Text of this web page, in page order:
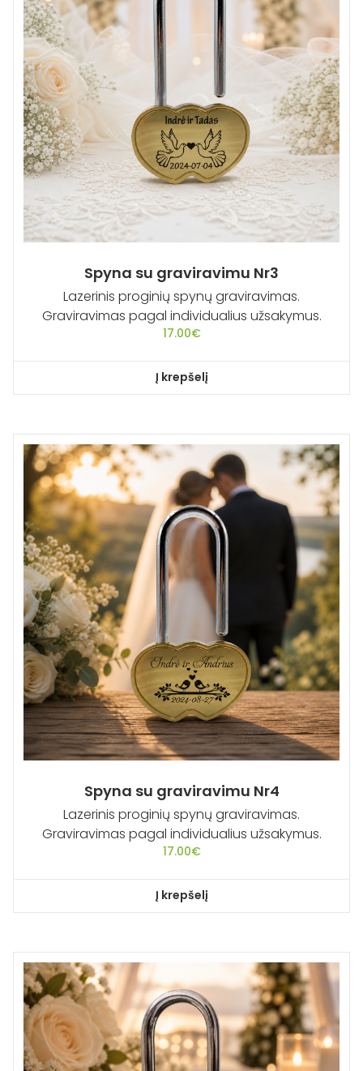
Spyna su graviravimu Nr3
Lazerinis proginių spynų graviravimas.
Graviravimas pagal individualius užsakymus.
17.00€
Į krepšelį
Spyna su graviravimu Nr4
Lazerinis proginių spynų graviravimas.
Graviravimas pagal individualius užsakymus.
17.00€
Į krepšelį